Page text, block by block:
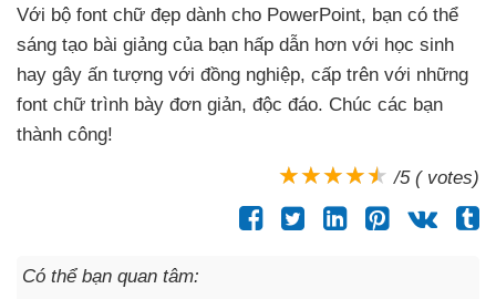
Với bộ font chữ đẹp dành cho PowerPoint, bạn có thể
sáng tạo bài giảng của bạn hấp dẫn hơn với học sinh
hay gây ấn tượng với đồng nghiệp, cấp trên với những
font chữ trình bày đơn giản, độc đáo. Chúc các bạn
thành công!
/5 ( votes)
Có thể bạn quan tâm: